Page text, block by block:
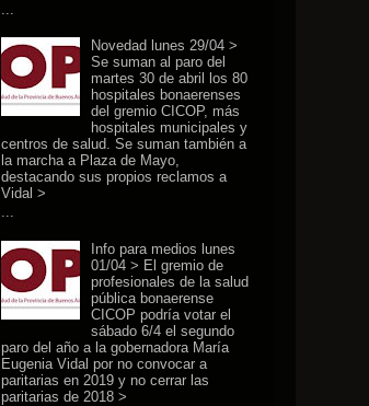
Novedad lunes 29/04 >
Se suman al paro del
martes 30 de abril los 80
hospitales bonaerenses
del gremio CICOP, más
hospitales municipales y
centros de salud. Se suman también a
la marcha a Plaza de Mayo,
destacando sus propios reclamos a
Vidal >
...
Info para medios lunes
01/04 > El gremio de
profesionales de la salud
pública bonaerense
CICOP podría votar el
sábado 6/4 el segundo
paro del año a la gobernadora María
Eugenia Vidal por no convocar a
paritarias en 2019 y no cerrar las
paritarias de 2018 >